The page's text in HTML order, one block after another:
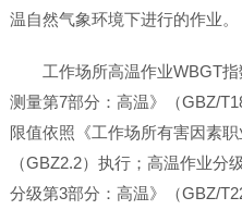
温自然气象环境下进行的作业。
工作场所高温作业WBGT
测量第7部分：高温》（GBZ/
限值依照《工作场所有害因素
（GBZ2.2）执行；高温作业分
分级第3部分：高温》（GBZ/